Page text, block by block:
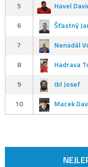
5
Havel
6
Šťastný
7
Nenadál
8
Hadrava
9
Ibl Josef
10
Macek